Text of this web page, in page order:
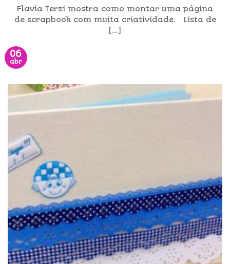
Flavia Terzi mostra como montar uma página
de scrapbook com muita criatividade. Lista de
[...]
06
abr